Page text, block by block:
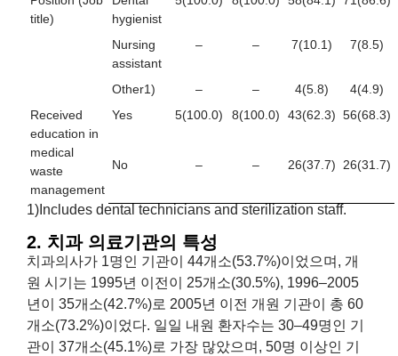
title)
hygienist
Nursing
assistant
– – 7(10.1) 7(8.5)
Other1) – – 4(5.8)
4(4.9)
Received
education in
medical
waste
management
Yes 5(100.0) 8(100.0) 43(62.3) 56(68.3)
No – – 26(37.7) 26(31.7)
1)Includes dental technicians and sterilization staff.
2. 치과 의료기관의 특성
치과의사가 1명인 기관이 44개소(53.7%)이었으며, 개
원 시기는 1995년 이전이 25개소(30.5%), 1996–2005
년이 35개소(42.7%)로 2005년 이전 개원 기관이 총 60
개소(73.2%)이었다. 일일 내원 환자수는 30–49명인 기
관이 37개소(45.1%)로 가장 많았으며, 50명 이상인 기